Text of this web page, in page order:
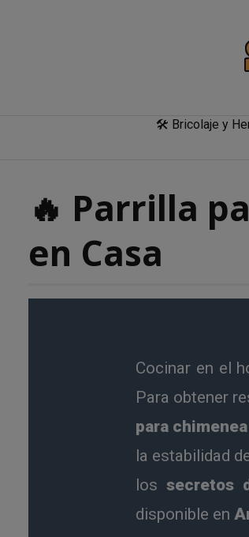
🛠️ Bricolaje y
🔥 Parrilla
en Casa
Cocinar en el
Para obtener
para chimenea
la estabilidad
los secretos
disponible en